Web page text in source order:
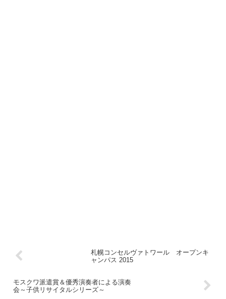
札幌コンセルヴァトワール オープンキ
ャンパス 2015
モスクワ派遣賞＆優秀演奏者による演奏
会～子供リサイタルシリーズ～